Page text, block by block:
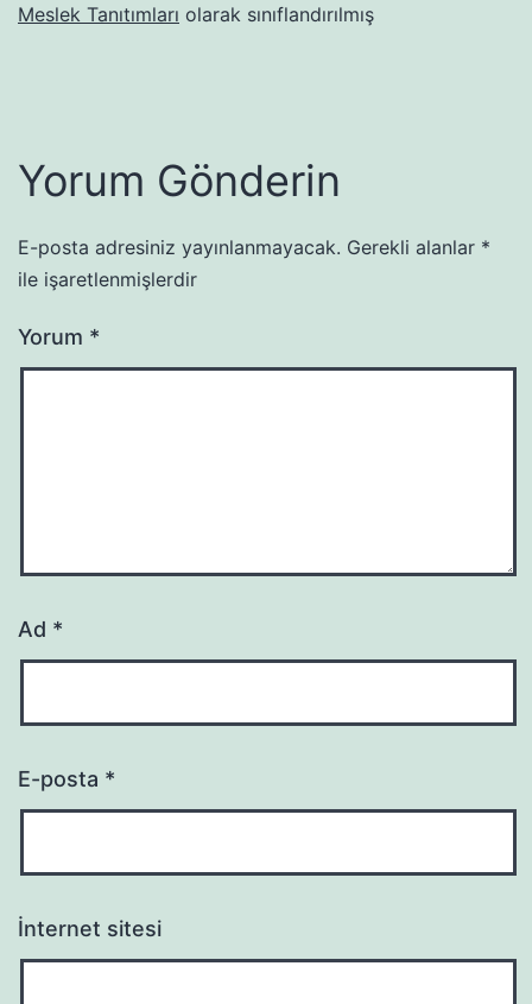
Meslek Tanıtımları olarak sınıflandırılmış
Yorum Gönderin
E-posta adresiniz yayınlanmayacak. Gerekli alanlar *
ile işaretlenmişlerdir
Yorum *
Ad *
E-posta *
İnternet sitesi